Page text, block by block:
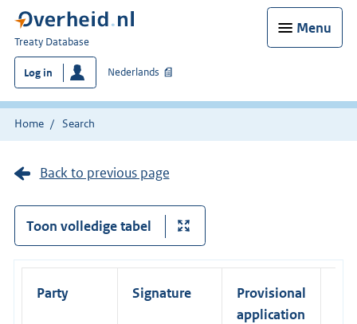
Menu
You
are
here:
Treaty Database
Log in Nederlands
Home Search
Back to previous page
Toon volledige tabel
Party Signature
Provisional
application